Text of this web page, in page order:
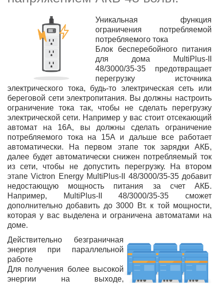
Уникальная функция
ограничения потребляемой
потребляемого тока
Блок бесперебойного питания
для дома MultiPlus-II
48/3000/35-35 предотвращает
перегрузку
источника
электрического тока, будь-то электрическая сеть или
береговой сети электропитания. Вы должны настроить
ограничение тока так, чтобы не сделать перегрузку
электрической сети. Например у вас стоит отсекающий
автомат на 16А, вы должны сделать ограничение
потребляемого тока на 15А и дальше все работает
автоматически. На первом этапе ток зарядки АКБ,
далее будет автоматически снижен потребляемый ток
из сети, чтобы не допустить перегрузку. На втором
этапе Victron Energy MultiPlus-II 48/3000/35-35 добавит
недостающую мощность питания за счет АКБ.
Например,
MultiPlus-II 48/3000/35-35 сможет
дополнительно добавить до 3000 Вт. к той мощности,
которая у вас выделена и ограничена автоматами на
доме.
Действительно безграничная
энергия при параллельной
работе
Для получения более высокой
энергии на выходе,